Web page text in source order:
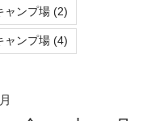
ャンプ場 (2)
ャンプ場 (4)